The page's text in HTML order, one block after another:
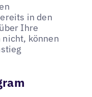
in den
Ihre
nicht, können